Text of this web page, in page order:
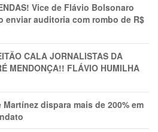
Vice de Flávio Bolsonaro
enviar auditoria com rombo de R$
CALA JORNALISTAS DA
MENDONÇA!! FLÁVIO HUMILHA
dispara mais de 200% em